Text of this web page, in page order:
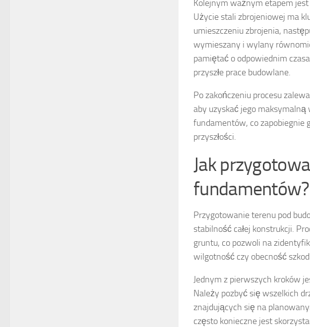
Kolejnym ważnym etapem jest
Użycie stali zbrojeniowej ma
umieszczeniu zbrojenia,
wymieszany i wylany
pamiętać o odpowiednim
przyszłe prace budowlane.
Po zakończeniu procesu
aby uzyskać jego
fundamentów, co zapobiegnie
przyszłości.
Jak
fundamentów?
Przygotowanie terenu pod
stabilność całej konstrukcji.
gruntu, co pozwoli na
wilgotność czy obecność
Jednym z pierwszych kroków
Należy pozbyć się wszelkich
znajdujących się na
często konieczne jest